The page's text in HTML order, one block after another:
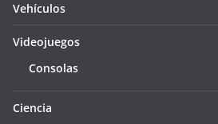
Vehículos
Videojuegos
Consolas
Ciencia